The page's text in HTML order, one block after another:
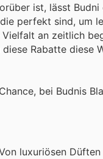
ist, lässt Budni
perfekt sind, um
an zeitlich
Rabatte diese
bei Budnis
luxuriösen